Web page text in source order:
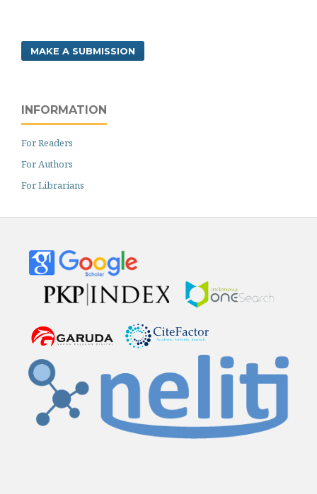
MAKE A SUBMISSION
INFORMATION
For Readers
For Authors
For Librarians